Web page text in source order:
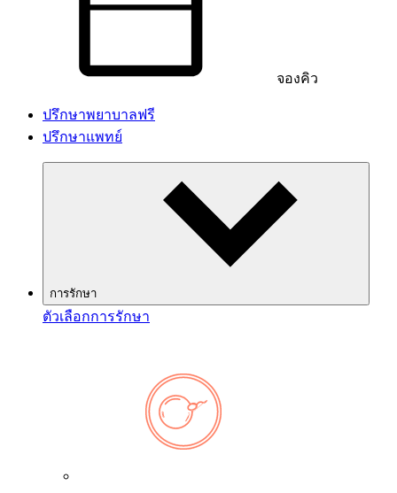
จองคิว
ปรึกษาพยาบาลฟรี
ปรึกษาแพทย์
การรักษา
ตัวเลือกการรักษา